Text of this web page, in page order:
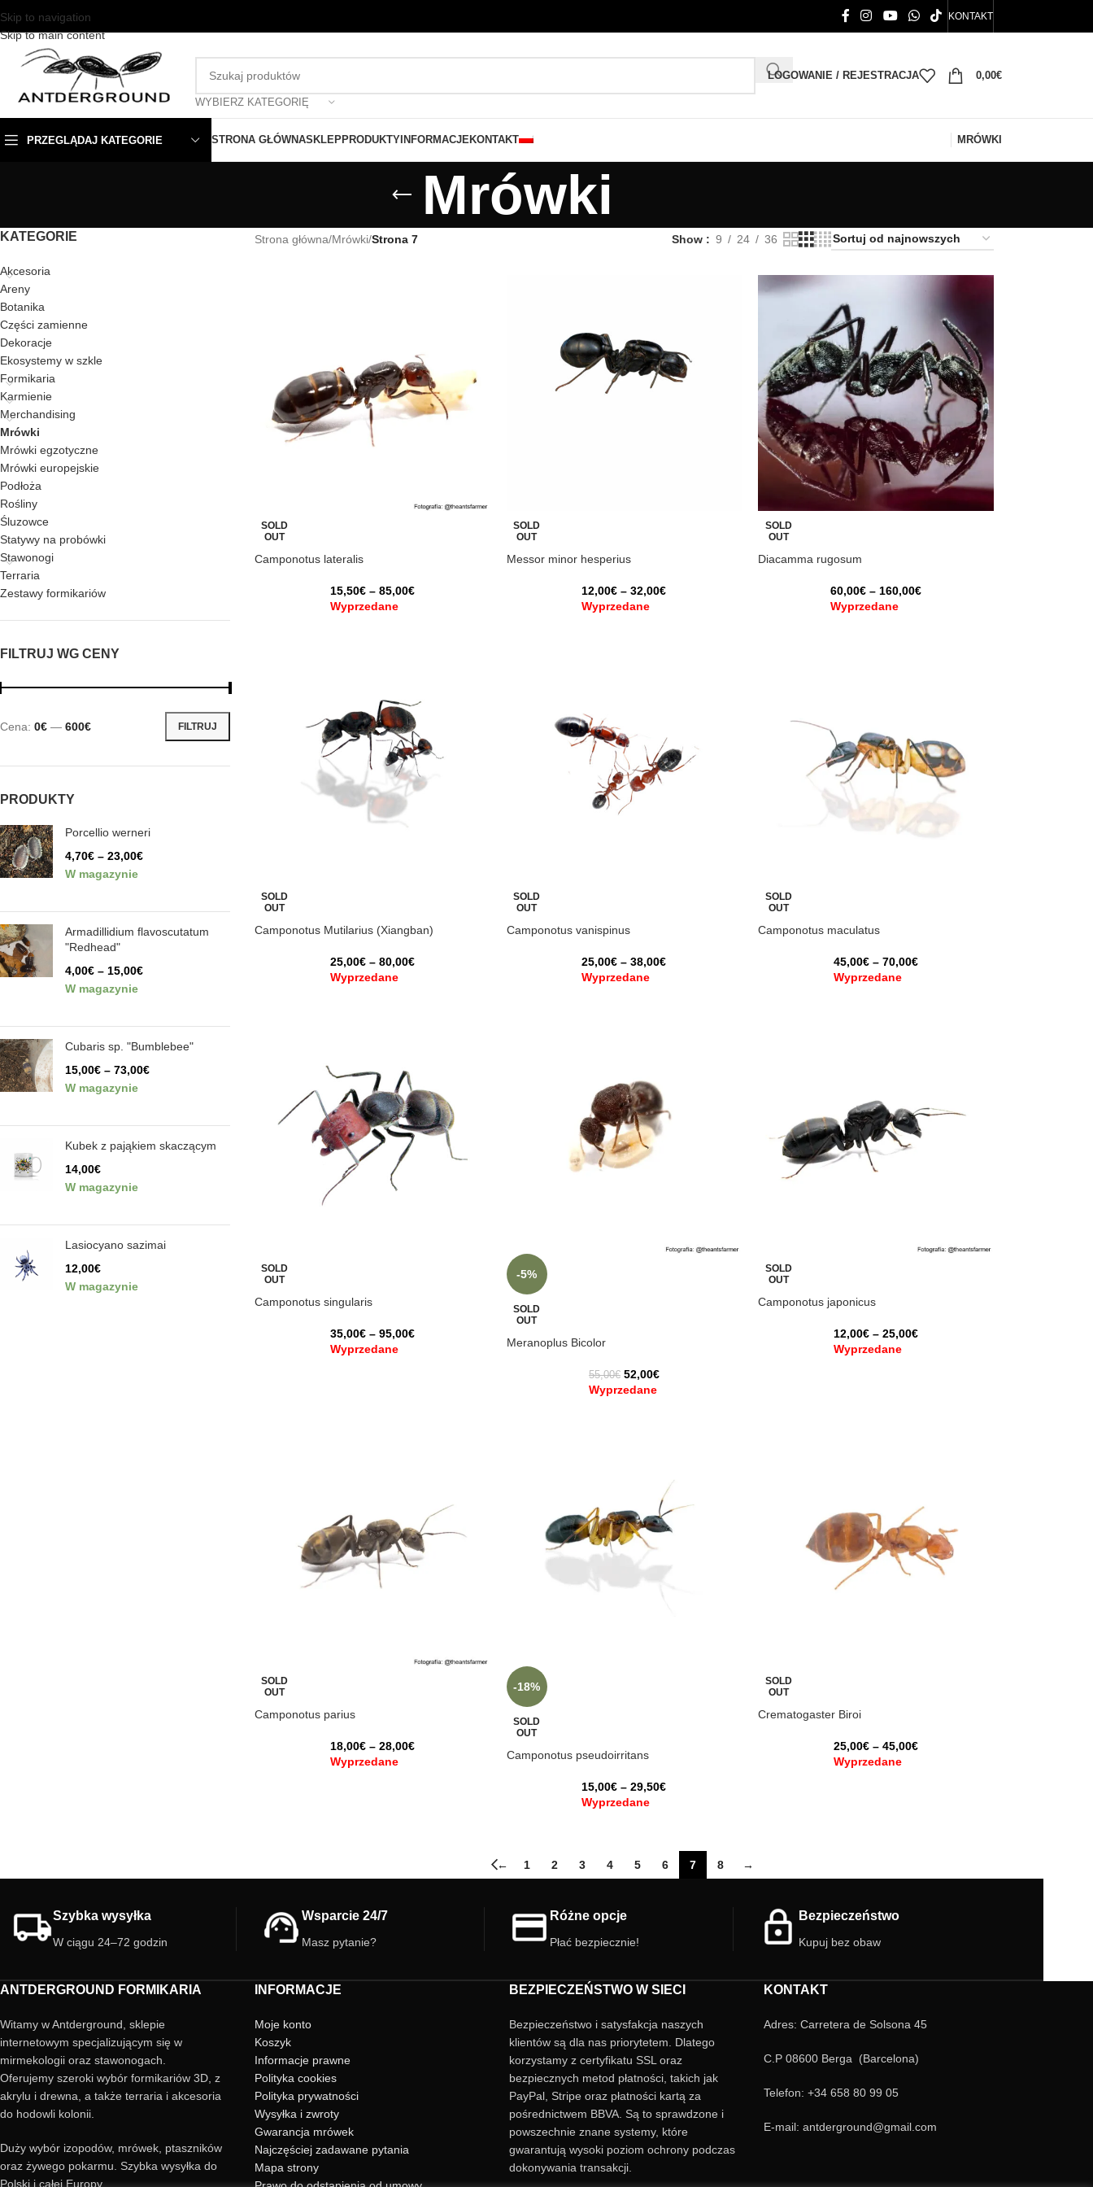
Skip to navigation
Skip to main content
KONTAKT
WYBIERZ KATEGORIĘ
LOGOWANIE / REJESTRACJA 0,00€
PRZEGLĄDAJ KATEGORIE STRONA GŁÓWNASKLEPPRODUKTY INFORMACJEKONTAKT MRÓWKI
Mrówki
KATEGORIE
Akcesoria
Areny
Botanika
Części zamienne
Dekoracje
Ekosystemy w szkle
Formikaria
Karmienie
Merchandising
Mrówki
Mrówki egzotyczne
Mrówki europejskie
Podłoża
Rośliny
Śluzowce
Statywy na probówki
Stawonogi
Terraria
Zestawy formikariów
FILTRUJ WG CENY
FILTRUJ
Cena: 0€ — 600€
PRODUKTY
Porcellio werneri
4,70€ – 23,00€
W magazynie
Armadillidium flavoscutatum
"Redhead"
4,00€ – 15,00€
W magazynie
Cubaris sp. "Bumblebee"
15,00€ – 73,00€
W magazynie
Kubek z pająkiem skaczącym
14,00€
W magazynie
Lasiocyano sazimai
12,00€
W magazynie
Strona główna/Mrówki/Strona 7 Show 9 24 36
SOLD
OUT
Camponotus lateralis
15,50€ – 85,00€
Wyprzedane
SOLD
OUT
Messor minor hesperius
12,00€ – 32,00€
Wyprzedane
SOLD
OUT
Diacamma rugosum
60,00€ – 160,00€
Wyprzedane
SOLD
OUT
Camponotus Mutilarius (Xiangban)
25,00€ – 80,00€
Wyprzedane
SOLD
OUT
Camponotus vanispinus
25,00€ – 38,00€
Wyprzedane
SOLD
OUT
Camponotus maculatus
45,00€ – 70,00€
Wyprzedane
SOLD
OUT
Camponotus singularis
35,00€ – 95,00€
Wyprzedane
-5%
SOLD
OUT
Meranoplus Bicolor
55,00€ 52,00€
Wyprzedane
SOLD
OUT
Camponotus japonicus
12,00€ – 25,00€
Wyprzedane
SOLD
OUT
Camponotus parius
18,00€ – 28,00€
Wyprzedane
-18%
SOLD
OUT
Camponotus pseudoirritans
15,00€ – 29,50€
Wyprzedane
SOLD
OUT
Crematogaster Biroi
25,00€ – 45,00€
Wyprzedane
← 1 2 3 4 5 6 7 8 →
Szybka wysyłka
W ciągu 24–72 godzin
Wsparcie 24/7
Masz pytanie?
Różne opcje
Płać bezpiecznie!
Bezpieczeństwo
Kupuj bez obaw
ANTDERGROUND FORMIKARIA
Witamy w Antderground, sklepie
internetowym specjalizującym się w
mirmekologii oraz stawonogach.
Oferujemy szeroki wybór formikariów 3D, z
akrylu i drewna, a także terraria i akcesoria
do hodowli kolonii.
Duży wybór izopodów, mrówek, ptaszników
oraz żywego pokarmu. Szybka wysyłka do
Polski i całej Europy.
INFORMACJE
Moje konto
Koszyk
Informacje prawne
Polityka cookies
Polityka prywatności
Wysyłka i zwroty
Gwarancja mrówek
Najczęściej zadawane pytania
Mapa strony
BEZPIECZEŃSTWO W SIECI
Bezpieczeństwo i satysfakcja naszych
klientów są dla nas priorytetem. Dlatego
korzystamy z certyfikatu SSL oraz
bezpiecznych metod płatności, takich jak
PayPal, Stripe oraz płatności kartą za
pośrednictwem BBVA. Są to sprawdzone i
powszechnie znane systemy, które
gwarantują wysoki poziom ochrony podczas
dokonywania transakcji.
KONTAKT
Adres: Carretera de Solsona 45
C.P 08600 Berga (Barcelona)
Telefon: +34 658 80 99 05
E-mail: antderground@gmail.com